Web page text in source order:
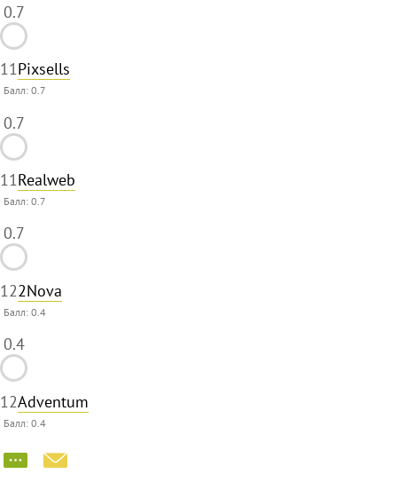
0.7
11Pixsells
Балл:0.7
0.7
11Realweb
Балл:0.7
0.7
122Nova
Балл:0.4
0.4
12Adventum
Балл:0.4